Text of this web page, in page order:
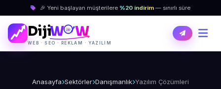
🎉 Yeni başlayan müşterilere%20 indirim— sınırlı süre
DijiW W
WEB · SEO · REKLAM · YAZILIM
Anasayfa Sektörler Danışmanlık Yazılım Çözümleri